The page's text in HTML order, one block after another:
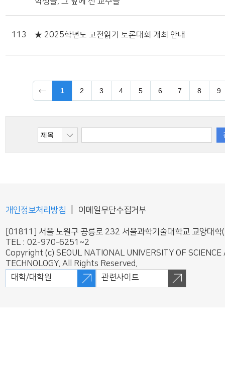
113 ★ 2025학년도 고전읽기 토론대회 개최 안내
1 2 3 4 5 6 7 8 9
개인정보처리방침 이메일무단수집거부
[01811] 서울 노원구 공릉로 232 서울과학기술대학교 교양대
TEL : 02-970-6251~2
Copyright (c) SEOUL NATIONAL UNIVERSITY OF SCIENCE
TECHNOLOGY. All Rights Reserved.
대학/대학원 관련사이트